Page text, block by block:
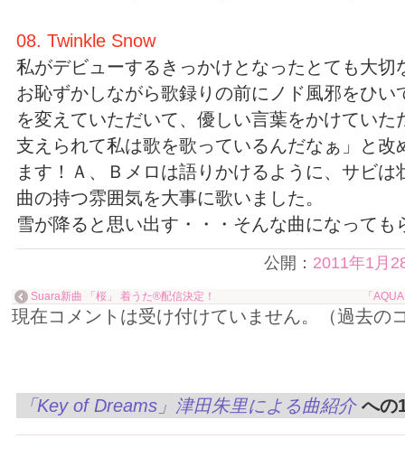
08. Twinkle Snow
私がデビューするきっかけとなったとても大切
お恥ずかしながら歌録りの前にノド風邪をひい
を変えていただいて、優しい言葉をかけていた
支えられて私は歌を歌っているんだなぁ」と改
ます！Ａ、Ｂメロは語りかけるように、サビ
曲の持つ雰囲気を大事に歌いました。
雪が降ると思い出す・・・そんな曲になっても
公開： 2011年1月
Suara新曲 「桜」 着うた®配信決定！ 「
現在コメントは受け付けていません。（過去の
「Key of Dreams」津田朱里による曲紹介への